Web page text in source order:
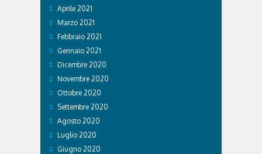
Aprile 2021
Marzo 2021
Febbraio 2021
Gennaio 2021
Dicembre 2020
Novembre 2020
Ottobre 2020
Settembre 2020
Agosto 2020
Luglio 2020
Giugno 2020